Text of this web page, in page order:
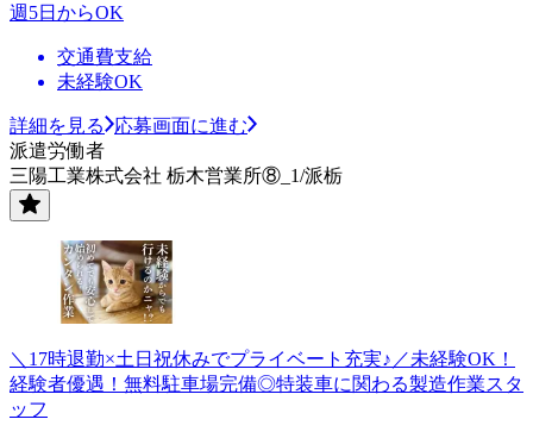
週5日からOK
交通費支給
未経験OK
詳細を見る
応募画面に進む
派遣労働者
三陽工業株式会社 栃木営業所⑧_1/派栃
＼17時退勤×土日祝休みでプライベート充実♪／未経験OK！
経験者優遇！無料駐車場完備◎特装車に関わる製造作業スタ
ッフ